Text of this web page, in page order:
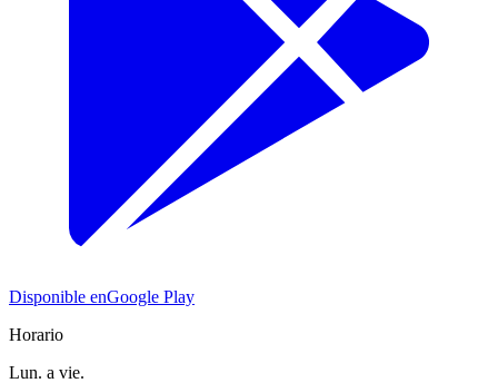
Disponible enGoogle Play
Horario
Lun. a vie.